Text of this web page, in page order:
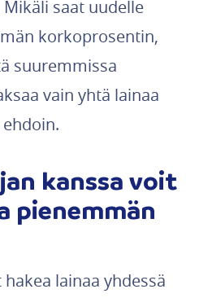
saat uudelle
korkoprosentin,
suuremmissa
vain yhtä lainaa
kanssa voit
pienemmän
lainaa yhdessä